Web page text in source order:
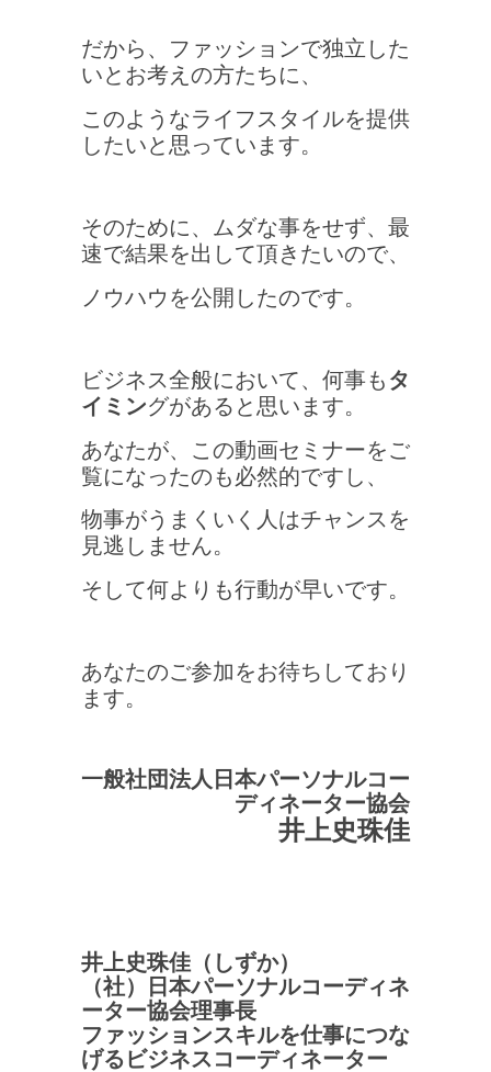
だから、ファッションで独立した
いとお考えの方たちに、
このようなライフスタイルを提供
したいと思っています。
そのために、ムダな事をせず、最
速で結果を出して頂きたいので、
ノウハウを公開したのです。
ビジネス全般において、何事もタ
イミングがあると思います。
あなたが、この動画セミナーをご
覧になったのも必然的ですし、
物事がうまくいく人はチャンスを
見逃しません。
そして何よりも行動が早いです。
あなたのご参加をお待ちしており
ます。
一般社団法人日本パーソナルコー
ディネーター協会
井上史珠佳
井上史珠佳（しずか）
（社）日本パーソナルコーディネ
ーター協会理事長
ファッションスキルを仕事につな
げるビジネスコーディネーター